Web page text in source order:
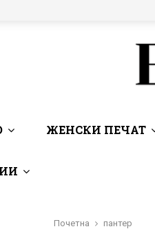
ЖЕНСКИ ПЕЧАТ
Почетна пантер